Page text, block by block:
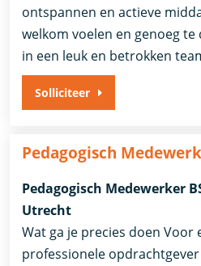
ontspannen en actieve
welkom voelen en genoeg te
in een leuk en betrokken
Solliciteer
Pedagogisch
Pedagogisch Medewerker
Utrecht
Wat ga je precies doen Voor
professionele